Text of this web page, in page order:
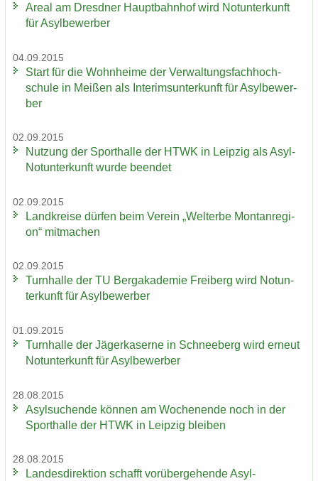
Areal am Dresd­ner Haupt­bahn­hof wird Not­un­ter­kunft
für Asyl­be­wer­ber
04.09.2015
Start für die Wohn­hei­me der Ver­wal­tungs­fach­hoch­
schu­le in Mei­ßen als In­te­rims­un­ter­kunft für Asyl­be­wer­
ber
02.09.2015
Nut­zung der Sport­hal­le der HTWK in Leip­zig als Asyl-​
Notunterkunft wurde be­en­det
02.09.2015
Land­krei­se dür­fen beim Ver­ein „Welt­erbe Mon­tan­re­gi­
on“ mit­ma­chen
02.09.2015
Turn­hal­le der TU Berg­aka­de­mie Frei­berg wird Not­un­
ter­kunft für Asyl­be­wer­ber
01.09.2015
Turn­hal­le der Jä­ger­ka­ser­ne in Schnee­berg wird er­neut
Not­un­ter­kunft für Asyl­be­wer­ber
28.08.2015
Asyl­su­chen­de kön­nen am Wo­chen­en­de noch in der
Sport­hal­le der HTWK in Leip­zig blei­ben
28.08.2015
Lan­des­di­rek­ti­on schafft vor­über­ge­hen­de Asyl-​